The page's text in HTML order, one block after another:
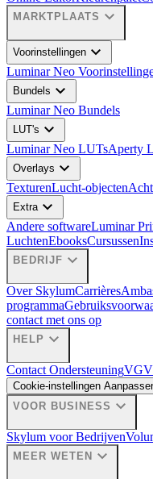
MARKTPLAATS expand_more
Voorinstellingen expand_more
Luminar Neo
Bundels expand_more
Luminar Neo Bundels
LUT's expand_more
Luminar Neo LUTsAperty
Overlays expand_more
TexturenLucht-objecten
Extraexpand_more
Andere softwareLuminar
LuchtenEbooksCursussen
BEDRIJF expand_more
Over SkylumCarrières
programma
contact met ons op
HELP expand_more
Contact OndersteuningVGV
Cookie-instellingen
VOOR BUSINESS expand_more
Skylum voor Bedrijven
MEER WETEN expand_more